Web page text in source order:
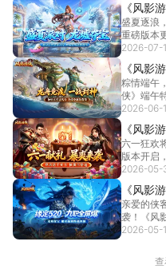
《风影
步开战!
盛夏逐浪
重磅版本
线同步上...
2026-07-
《风影
粽情端午
侠》端午
为... [详情]
2026-06-
《风影
六一狂欢
版本开启
—— 本...
2026-05-
《风影
亲爱的侠
袭！《风
2026-05-